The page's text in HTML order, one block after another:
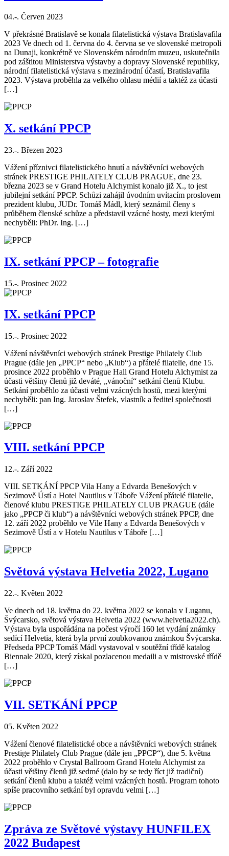
04.-. Červen 2023
V překrásné Bratislavě se konala filatelistická výstava Bratislavafila
2023 Ve dnech od 1. června do 4. června se ve slovenské metropoli
na Dunaji, konkrétně ve Slovenském národním muzeu, uskutečnila
pod záštitou Ministerstva výstavby a dopravy Slovenské republiky,
národní filatelistická výstava s mezinárodní účastí, Bratislavafila
2023. Výstava proběhla za velkého ohlasu médií a taktéž za účasti
[…]
X. setkání PPCP
23.-. Březen 2023
Vážení příznivci filatelistického hnutí a návštěvníci webových
stránek PRESTIGE PHILATELY CLUB PRAGUE, dne 23.
března 2023 se v Grand Hotelu Alchymist konalo již X., to jest
jubilejní setkání PPCP. Schůzi zahájil úvodním uvítacím proslovem
prezident klubu, JUDr. Tomáš Mádl, který seznámil členy s
průběhem členské schůze a představil vzácné hosty, mezi kterými
nechyběli: PhDr. Ing. […]
IX. setkání PPCP – fotografie
15.-. Prosinec 2022
IX. setkání PPCP
15.-. Prosinec 2022
Vážení návštěvníci webových stránek Prestige Philately Club
Prague (dále jen „PPCP“ nebo „Klub“) a přátelé filatelie, dne 15.
prosince 2022 proběhlo v Prague Hall Grand Hotelu Alchymist za
účasti většiny členů již deváté, „vánoční“ setkání členů Klubu.
Setkání proběhlo za účasti velmi vzácných hostů, mezi kterými
nechyběli: pan Ing. Jaroslav Štefek, vlastník a ředitel společnosti
[…]
VIII. setkání PPCP
12.-. Září 2022
VIII. SETKÁNÍ PPCP Vila Hany a Edvarda Benešových v
Sezimově Ústí a Hotel Nautilus v Táboře Vážení přátelé filatelie,
členové klubu PRESTIGE PHILATELY CLUB PRAGUE (dále
jako „PPCP či klub“) a návštěvníci webových stránek PPCP, dne
12. září 2022 proběhlo ve Vile Hany a Edvarda Benešových v
Sezimově Ústí a v Hotelu Nautilus v Táboře […]
Světová výstava Helvetia 2022, Lugano
22.-. Květen 2022
Ve dnech od 18. května do 22. května 2022 se konala v Luganu,
Švýcarsko, světová výstava Helvetia 2022 (www.helvetia2022.ch).
Výstava byla uspořádána na počest výročí 160 let vydání známky
sedící Helvetia, která byla první zoubkovanou známkou Švýcarska.
Předseda PPCP Tomáš Mádl vystavoval v soutěžní třídě katalog
Biennale 2020, který získal pozlacenou medaili a v mistrovské třídě
[…]
VII. SETKÁNÍ PPCP
05. Květen 2022
Vážení členové filatelistické obce a návštěvníci webových stránek
Prestige Philately Club Prague (dále jen „PPCP“), dne 5. května
2022 proběhlo v Crystal Ballroom Grand Hotelu Alchymist za
účasti většiny členů již sedmé (dalo by se tedy říct již tradiční)
setkání členů klubu a taktéž velmi vzácných hostů. Program tohoto
spíše pracovního setkání byl opravdu velmi […]
Zpráva ze Světové výstavy HUNFILEX
2022 Budapest